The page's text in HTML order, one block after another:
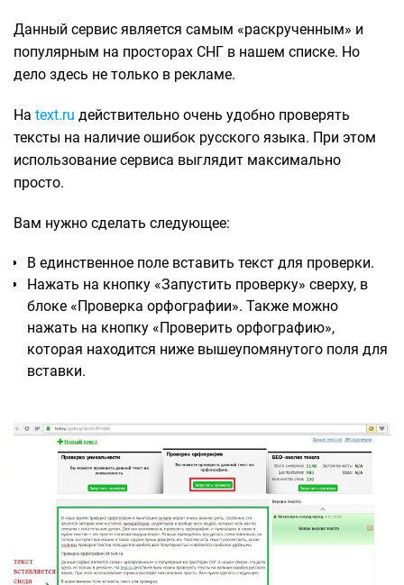
Данный сервис является самым «раскрученным» и
популярным на просторах СНГ в нашем списке. Но
дело здесь не только в рекламе.
На text.ru действительно очень удобно проверять
тексты на наличие ошибок русского языка. При этом
использование сервиса выглядит максимально
просто.
Вам нужно сделать следующее:
В единственное поле вставить текст для проверки.
Нажать на кнопку «Запустить проверку» сверху, в
блоке «Проверка орфографии». Также можно
нажать на кнопку «Проверить орфографию»,
которая находится ниже вышеупомянутого поля для
вставки.